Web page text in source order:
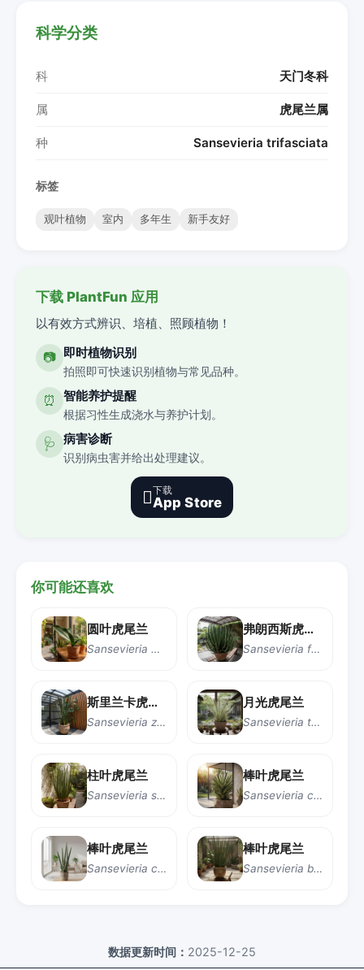
科学分类
科 天门冬科
属 虎尾兰属
种 Sansevieria trifasciata
标签
观叶植物 室内 多年生 新手友好
下载 PlantFun 应用
以有效方式辨识、培植、照顾植物！
📷 即时植物识别
拍照即可快速识别植物与常见品种。
⏰ 智能养护提醒
根据习性生成浇水与养护计划。
🩺 病害诊断
识别病虫害并给出处理建议。
下载
App Store
你可能还喜欢
圆叶虎尾兰
Sansevieria masoniana
弗朗西斯虎尾兰
Sansevieria francisii
斯里兰卡虎尾兰
Sansevieria zeylanica
月光虎尾兰
Sansevieria trifasciata 'Moonshine'
柱叶虎尾兰
Sansevieria stuckyi
棒叶虎尾兰
Sansevieria cylindrica boncel
棒叶虎尾兰
Sansevieria cylindrica
棒叶虎尾兰
Sansevieria bacularis
数据更新时间： 2025-12-25